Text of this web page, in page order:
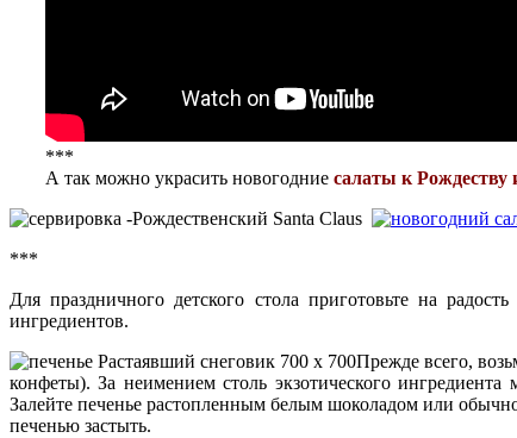
***
А так можно украсить новогодние салаты к Рождеству
***
Для праздничного детского стола приготовьте на
ингредиентов.
Прежде всего,
конфеты). За неимением столь экзотического
Залейте печенье растопленным белым шоколадом или
печенью застыть.